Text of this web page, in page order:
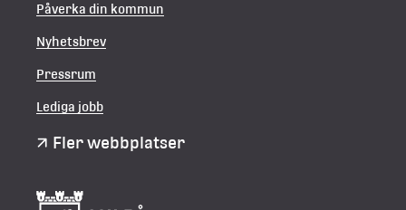
Påverka din kommun
Nyhetsbrev
Pressrum
Lediga jobb
Fler webbplatser